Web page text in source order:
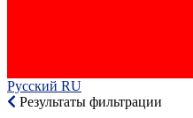
Русский RU‎
Результаты фильтрации